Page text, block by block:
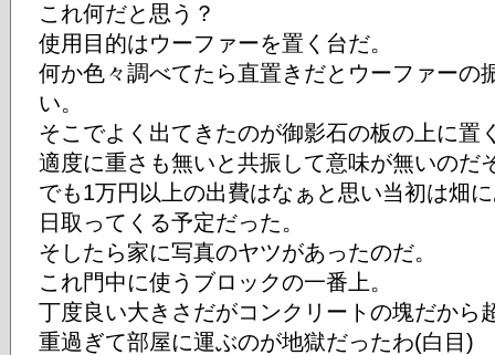
これ何だと思う？
使用目的はウーファーを置く台だ。
何か色々調べてたら直置きだとウーファーの
い。
そこでよく出てきたのが御影石の板の上に置
適度に重さも無いと共振して意味が無いのだ
でも1万円以上の出費はなぁと思い当初は畑
日取ってくる予定だった。
そしたら家に写真のヤツがあったのだ。
これ門中に使うブロックの一番上。
丁度良い大きさだがコンクリートの塊だから
重過ぎて部屋に運ぶのが地獄だったわ(白目)